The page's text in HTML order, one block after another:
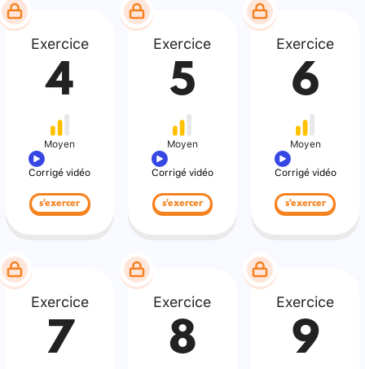
Exercice
4
Moyen
Corrigé vidéo
s'exercer
Exercice
5
Moyen
Corrigé vidéo
s'exercer
Exercice
6
Moyen
Corrigé vidéo
s'exercer
Exercice
7
Exercice
8
Exercice
9